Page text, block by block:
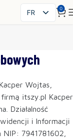
FR
SK
CS
HU
IT
UK
RO
0
Wojtas,
itszy.pl Kacper
Działalność
i Informacji
7941781602,